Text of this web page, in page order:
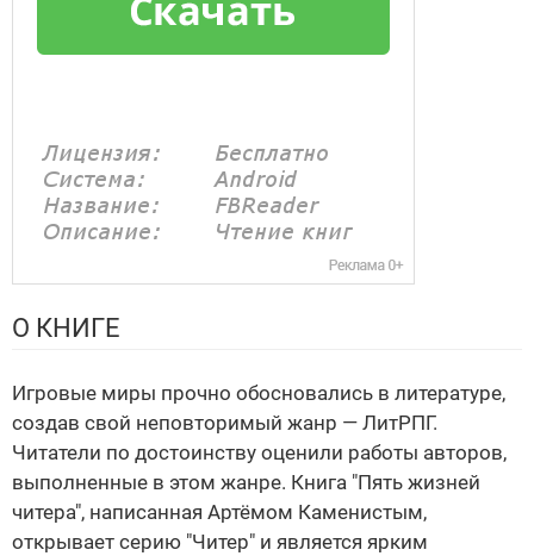
О КНИГЕ
Игровые миры прочно обосновались в литературе,
создав свой неповторимый жанр — ЛитРПГ.
Читатели по достоинству оценили работы авторов,
выполненные в этом жанре. Книга "Пять жизней
читера", написанная Артёмом Каменистым,
открывает серию "Читер" и является ярким